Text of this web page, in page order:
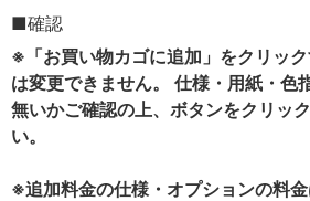
■確認
※「お買い物カゴに追加」をクリッ
は変更できません。 仕様・用紙・色
無いかご確認の上、ボタンをクリッ
い。
※追加料金の仕様・オプションの料